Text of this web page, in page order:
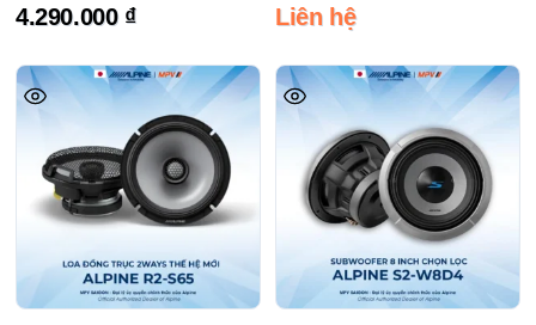
4.290.000 ₫
HYBRID FIBER ĐẾN TỪ NHẬT
Liên hệ